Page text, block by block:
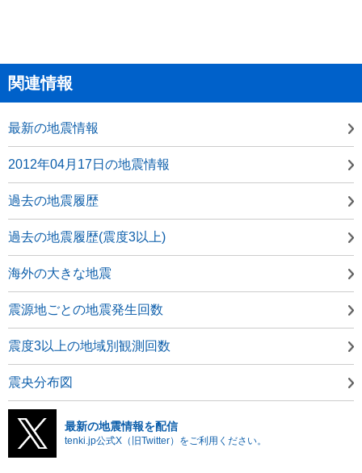
関連情報
最新の地震情報
2012年04月17日の地震情報
過去の地震履歴
過去の地震履歴(震度3以上)
海外の大きな地震
震源地ごとの地震発生回数
震度3以上の地域別観測回数
震央分布図
最新の地震情報を配信
tenki.jp公式X（旧Twitter）をご利用ください。